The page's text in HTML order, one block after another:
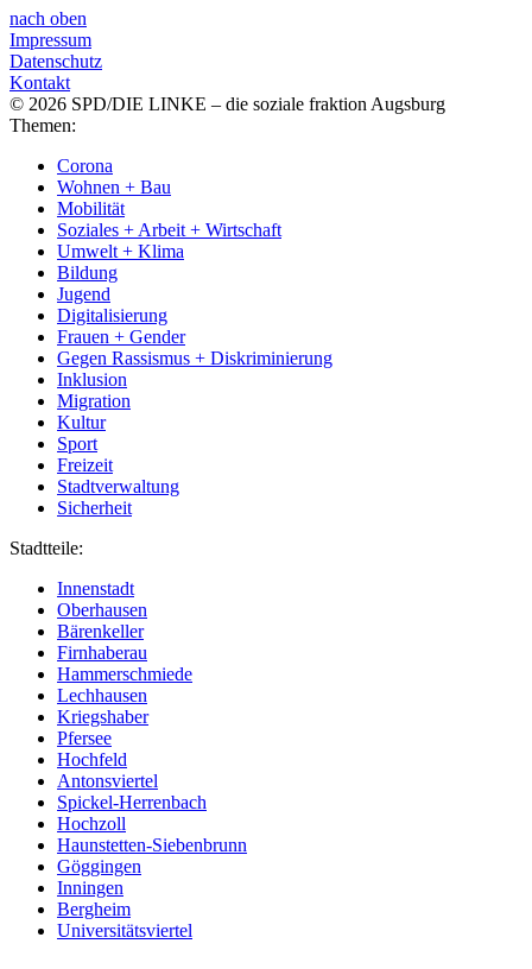
nach oben
Impressum
Datenschutz
Kontakt
© 2026 SPD/DIE LINKE – die soziale fraktion Augsburg
Themen:
Corona
Wohnen + Bau
Mobilität
Soziales + Arbeit + Wirtschaft
Umwelt + Klima
Bildung
Jugend
Digitalisierung
Frauen + Gender
Gegen Rassismus + Diskriminierung
Inklusion
Migration
Kultur
Sport
Freizeit
Stadtverwaltung
Sicherheit
Stadtteile:
Innenstadt
Oberhausen
Bärenkeller
Firnhaberau
Hammerschmiede
Lechhausen
Kriegshaber
Pfersee
Hochfeld
Antonsviertel
Spickel-Herrenbach
Hochzoll
Haunstetten-Siebenbrunn
Göggingen
Inningen
Bergheim
Universitätsviertel